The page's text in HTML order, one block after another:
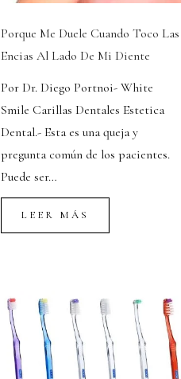
Porque Me Duele Cuando Toco Las
Encias Al Lado De Mi Diente
Por Dr. Diego Portnoi- White
Smile Carillas Dentales Estetica
Dental.- Esta es una queja y
pregunta común de los pacientes.
Puede ser…
LEER MÁS